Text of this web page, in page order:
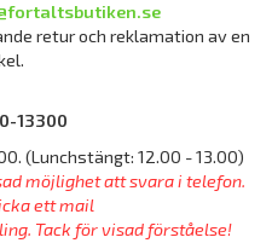
retur och reklamation av en
13300
(Lunchstängt: 12.00 - 13.00)
möjlighet att svara i telefon.
ett mail
Tack för visad förståelse!